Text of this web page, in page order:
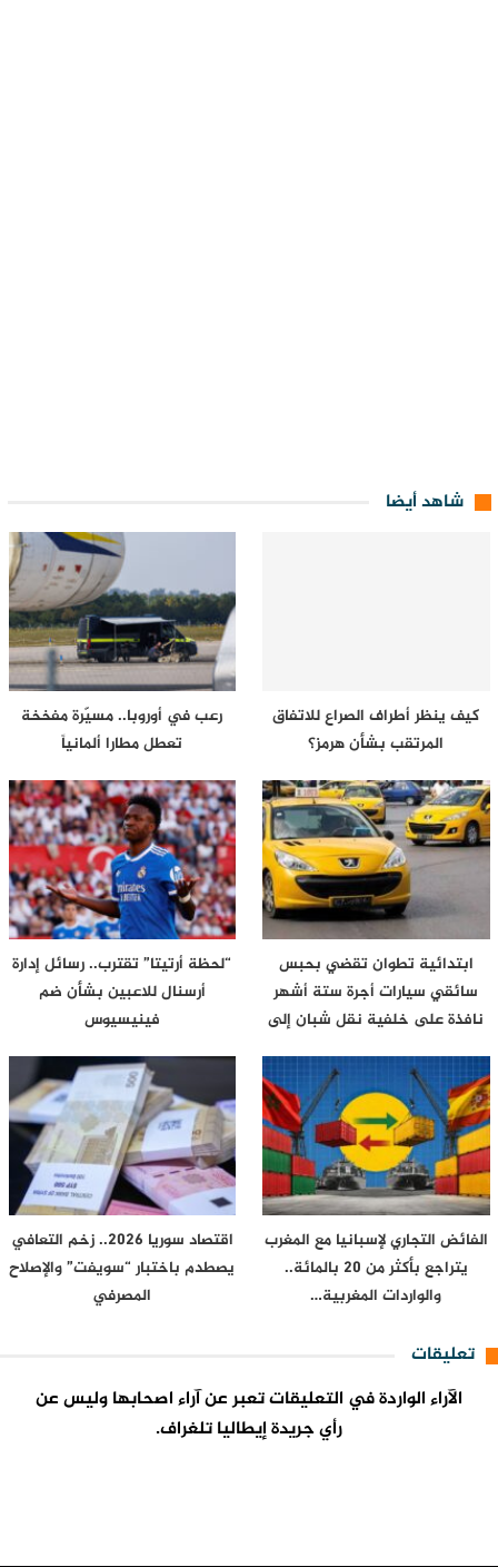
شاهد أيضا
كيف ينظر أطراف الصراع للاتفاق
المرتقب بشأن هرمز؟
رعب في أوروبا.. مسيّرة مفخخة
تعطل مطارا ألمانياً
ابتدائية تطوان تقضي بحبس
سائقي سيارات أجرة ستة أشهر
نافذة على خلفية نقل شبان إلى
“لحظة أرتيتا” تقترب.. رسائل إدارة
أرسنال للاعبين بشأن ضم
فينيسيوس
الفائض التجاري لإسبانيا مع المغرب
يتراجع بأكثر من 20 بالمائة..
والواردات المغربية…
اقتصاد سوريا 2026.. زخم التعافي
يصطدم باختبار “سويفت” والإصلاح
المصرفي
تعليقات
الآراء الواردة في التعليقات تعبر عن آراء اصحابها وليس عن
رأي جريدة إيطاليا تلغراف.